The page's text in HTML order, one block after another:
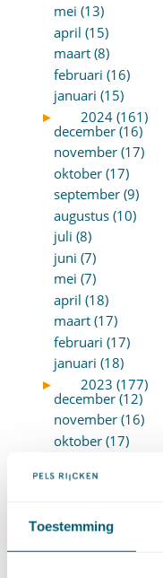
Toestemming
mei (13)
april (15)
maart (8)
februari (16)
januari (15)
►
2024 (161)
december (16)
november (17)
oktober (17)
september (9)
augustus (10)
juli (8)
juni (7)
mei (7)
april (18)
maart (17)
februari (17)
januari (18)
►
2023 (177)
december (12)
november (16)
oktober (17)
augustus (9)
juni (21)
mei (9)